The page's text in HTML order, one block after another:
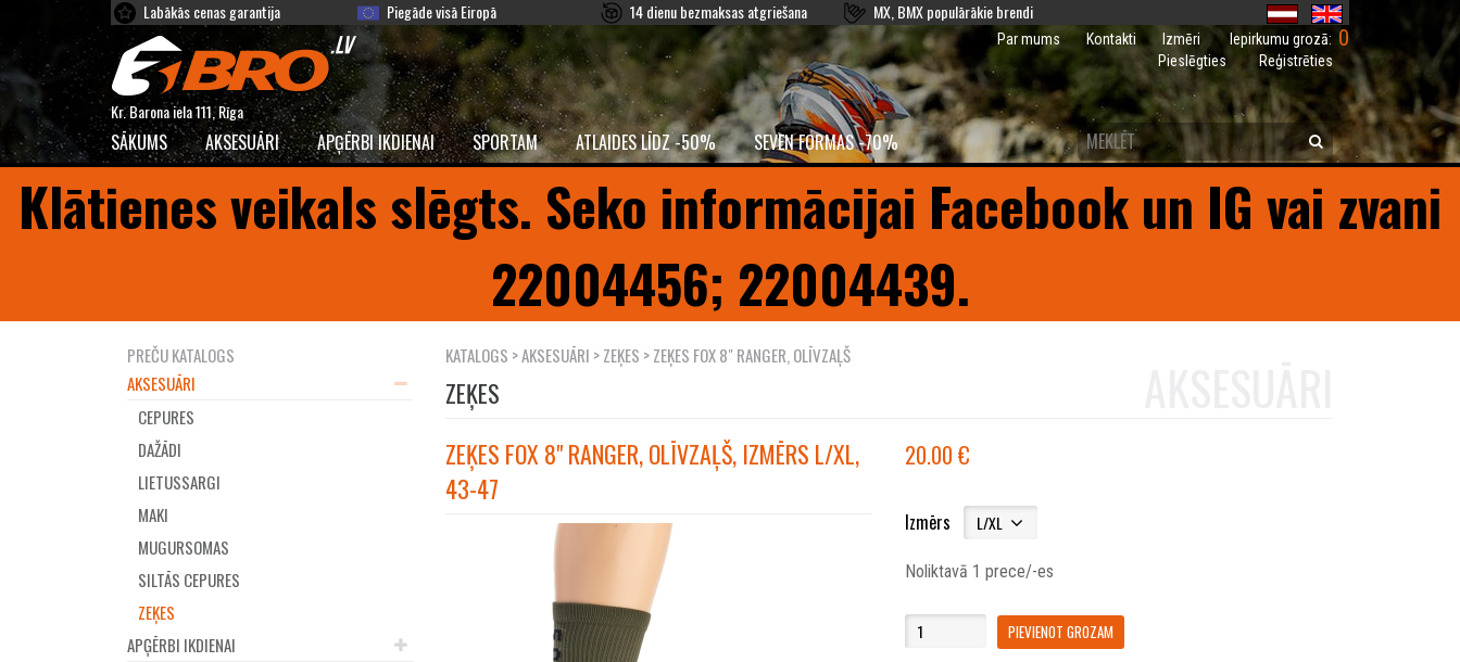
Labākās cenas garantija Piegāde visā Eiropā 14 dienu bezmaksas atgriešana MX, BMX populārākie brendi
Kr. Barona iela 111, Rīga
Iepirkumu grozā: 0
Par mums Kontakti
Izmēri
Pieslēgties
Reģistrēties
SĀKUMS AKSESUĀRI APĢĒRBI IKDIENAI SPORTAM ATLAIDES LĪDZ -50% SEVEN FORMAS -70%
Klātienes veikals slēgts. Seko informācijai Facebook un IG vai zvani
22004456; 22004439.
PREČU KATALOGS
AKSESUĀRI
CEPURES
DAŽĀDI
LIETUSSARGI
MAKI
MUGURSOMAS
SILTĀS CEPURES
ZEĶES
APĢĒRBI IKDIENAI
KATALOGS >AKSESUĀRI >ZEĶES > ZEĶES FOX 8" RANGER, OLĪVZAĻŠ
ZEĶES
ZEĶES FOX 8" RANGER, OLĪVZAĻŠ, IZMĒRS L/XL,
43-47
20.00
Izmērs
Noliktavā 1 prece/-es
PIEVIENOT GROZAM